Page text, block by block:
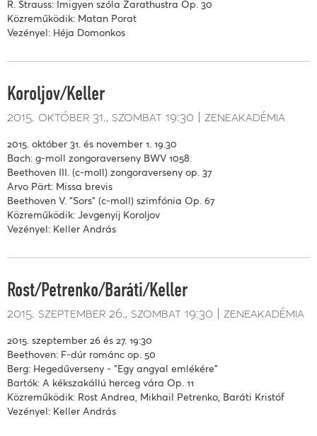
R. Strauss: Imigyen szóla Zarathustra Op. 30
Közreműködik: Matan Porat
Vezényel: Héja Domonkos
Koroljov/Keller
2015. október 31. szombat 19:30 zeneakadémia
2015. október 31. és november 1. 19.30
Bach: g-moll zongoraverseny BWV 1058
Beethoven III. (c-moll) zongoraverseny op. 37
Arvo Pärt: Missa brevis
Beethoven V. "Sors" (c-moll) szimfónia Op. 67
Közreműködik: Jevgenyij Koroljov
Vezényel: Keller András
Rost/Petrenko/Baráti/Keller
2015. szeptember 26. szombat 19:30 zeneakadémia
2015. szeptember 26 és 27. 19:30
Beethoven: F-dúr románc op. 50
Berg: Hegedűverseny - "Egy angyal emlékére"
Bartók: A kékszakállú herceg vára Op. 11
Közreműködik: Rost Andrea, Mikhail Petrenko, Baráti Kristóf
Vezényel: Keller András